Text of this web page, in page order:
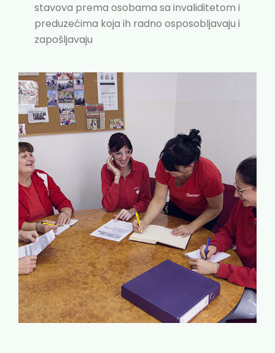
stavova prema osobama sa invaliditetom i
preduzećima koja ih radno osposobljavaju i
zapošljavaju